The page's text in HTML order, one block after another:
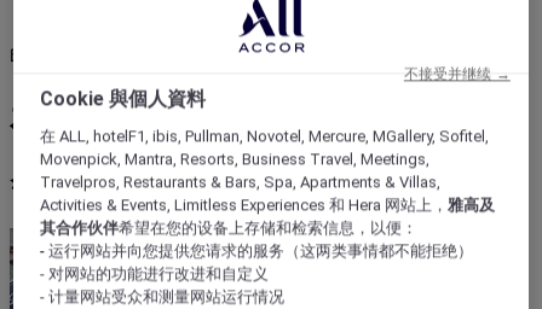
印度尼西亚
在雅加达踏上骑行冒险之旅，
感受美食魅力
Cookie 與個人資料
在 ALL, hotelF1, ibis, Pullman, Novotel, Mercure, MGallery, Sofitel,
Movenpick, Mantra, Resorts, Business Travel, Meetings,
Travelpros, Restaurants & Bars, Spa, Apartments & Villas,
Activities & Events, Limitless Experiences 和 Hera 网站上，雅高及
其合作伙伴希望在您的设备上存储和检索信息，以便：
- 运行网站并向您提供您请求的服务（这两类事情都不能拒绝）
- 对网站的功能进行改进和自定义
- 计量网站受众和测量网站运行情况
不接受并继续 →